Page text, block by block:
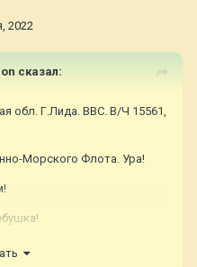
2022
сказал:
обл. Г.Лида. ВВС. В/Ч 15561,
Морского Флота. Ура!